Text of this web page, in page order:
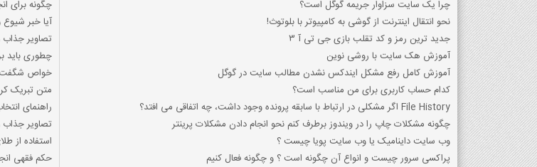
چرا یک سایت سزاوار جریمه گوگل است؟
نحو انتقال اینترنت از گوشی به کامپیوتر با بلوتوث!
جدید ترین رمز و کد تقلب بازی جی تی آ 3
آموزش هک سایت با روشی نوین
آموزش کامل رفع مشکل ایندکس نشدن مطالب سایت در گوگل
کدام حساب کاربری برای من مناسب است؟
File History اگر مشکلی در ارتباط با سابقه پرونده وجود داشت، چه اتفاقی می افتد؟
چگونه مشکلات چاپ را در ویندوز برطرف کنم نحو انجام دادن مشکلات پرینتر
وب سایت داینامیک یا وب سایت پویا چیست ؟
پراکسی سرور چیست و انواع آن چگونه است ؟ و چگونه فعال کنیم
چگونه برای
آیا خبر
تصاویر جذاب
چطوری باید
خواص شگفت
متن تبریک
راهنمای
تصاویر جذاب
استفاده از طلای ۲۴ عیار در ساخت ماشین ۱۰
حکم فقهی